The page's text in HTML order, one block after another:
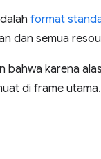
format
dan semua
bahwa karena
di frame utama.